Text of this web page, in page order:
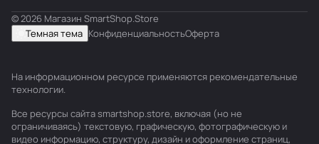
© 2026 Магазин SmartShop.Store
Темная тема КонфиденциальностьОферта
На информационном ресурсе применяются рекомендательные
технологии.
Все ресурсы сайта smartshop.store, включая (но не
ограничиваясь) текстовую, графическую, фотографическую и
видео информацию, структуру, дизайн и оформление страниц,